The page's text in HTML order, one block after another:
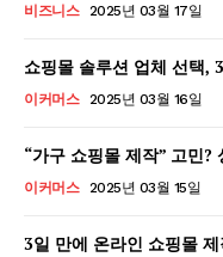
비즈니스 2025년 03월 17일
쇼핑몰 솔루션 업체 선택,
이커머스 2025년 03월 16일
“가구 쇼핑몰 제작” 고민
이커머스 2025년 03월 15일
3일 만에 온라인 쇼핑몰